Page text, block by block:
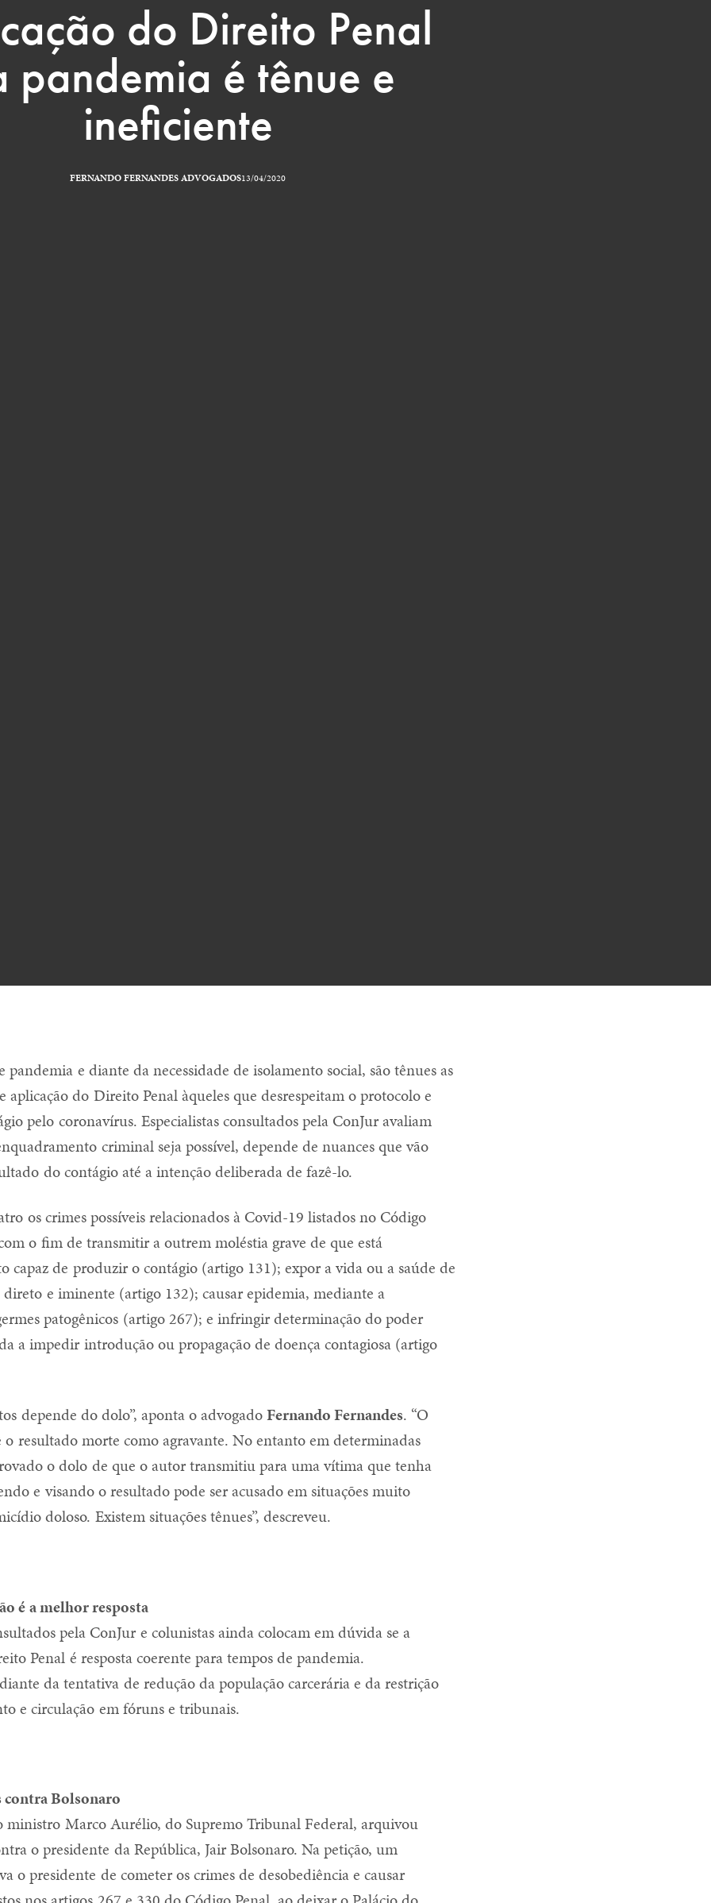
do Direito Penal
pandemia é tênue e
ineficiente
FERNANDO FERNANDES ADVOGADOS13/04/2020
e diante da necessidade de isolamento social, são tênues as
aplicação do Direito Penal àqueles que desrespeitam o protocolo e
pelo coronavírus. Especialistas consultados pela ConJur avaliam
criminal seja possível, depende de nuances que vão
do contágio até a intenção deliberada de fazê-lo.
os crimes possíveis relacionados à Covid-19 listados no Código
o fim de transmitir a outrem moléstia grave de que está
capaz de produzir o contágio (artigo 131); expor a vida ou a saúde de
e iminente (artigo 132); causar epidemia, mediante a
patogênicos (artigo 267); e infringir determinação do poder
a impedir introdução ou propagação de doença contagiosa (artigo
depende do dolo”, aponta o advogadoFernando Fernandes. “O
o resultado morte como agravante. No entanto em determinadas
o dolo de que o autor transmitiu para uma vítima que tenha
e visando o resultado pode ser acusado em situações muito
doloso. Existem situações tênues”, descreveu.
é a melhor resposta
pela ConJur e colunistas ainda colocam em dúvida se a
Penal é resposta coerente para tempos de pandemia.
da tentativa de redução da população carcerária e da restrição
e circulação em fóruns e tribunais.
contra Bolsonaro
ministro Marco Aurélio, do Supremo Tribunal Federal, arquivou
o presidente da República, Jair Bolsonaro. Na petição, um
o presidente de cometer os crimes de desobediência e causar